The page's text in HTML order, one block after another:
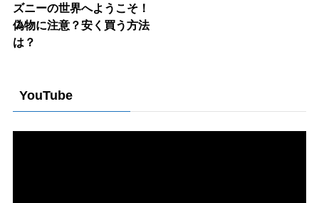
ズニーの世界へようこそ！
偽物に注意？安く買う方法
は？
YouTube